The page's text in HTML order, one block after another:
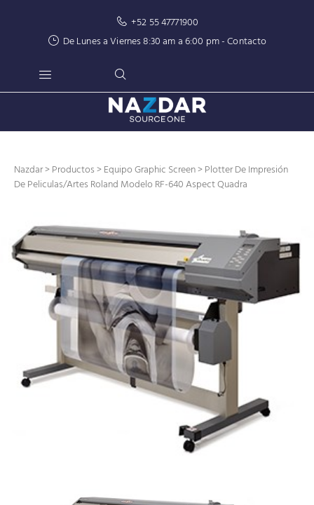
+52 55 47771900
De Lunes a Viernes 8:30 am a 6:00 pm -Contacto
Nazdar>Productos>Equipo Graphic Screen> Plotter De Impresión
De Peliculas/artes Roland Modelo RF-640 Aspect Quadra